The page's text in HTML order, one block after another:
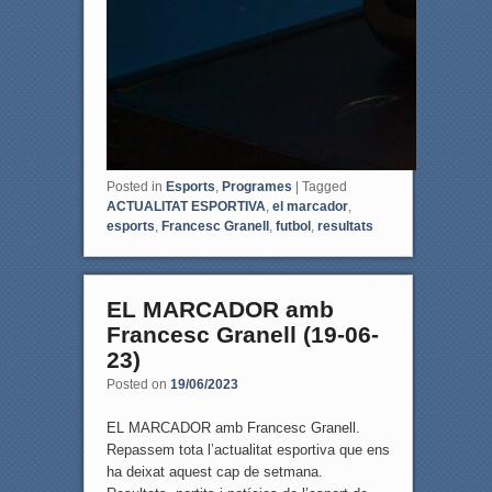
Posted in Esports, Programes
Tagged
ACTUALITAT ESPORTIVA, el marcador,
esports, Francesc Granell , futbol , resultats
EL MARCADOR amb
Francesc Granell (19-06-
23)
Posted on 19/06/2023
EL MARCADOR amb Francesc Granell.
Repassem tota l’actualitat esportiva que ens
ha deixat aquest cap de setmana.